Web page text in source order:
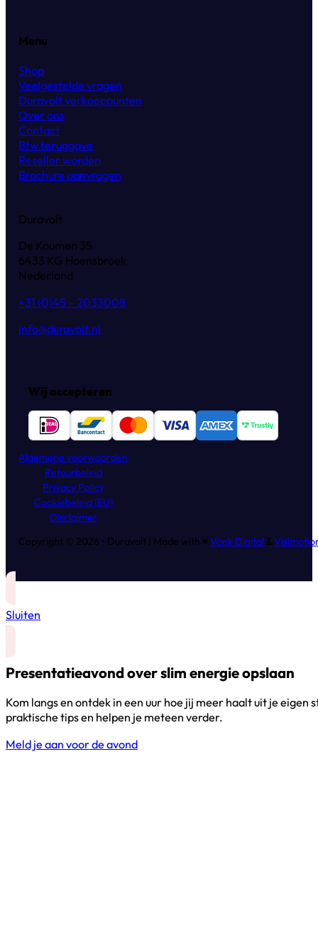
Menu
Shop
Veelgestelde vragen
Duravolt verkooppunten
Over ons
Contact
Btw teruggave
Reseller worden
Brochure aanvragen
Duravolt
De Koumen 35
6433 KG Hoensbroek
Nederland
+31 (0)45 – 2033008
info@duravolt.nl
Wij accepteren
Algemene voorwaarden
Retourbeleid
Privacy Policy
Cookiebeleid (EU)
Disclaimer
Copyright © 2026 • Duravolt | Made with ♥Vonk Digital &
Sluiten
Presentatieavond over slim energie opslaan
Kom langs en ontdek in een uur hoe jij meer haalt uit je
praktische tips en helpen je meteen verder.
Meld je aan voor de avond